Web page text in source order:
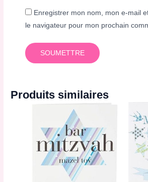
Enregistrer mon nom, mon e-mail
le navigateur pour mon prochain
Produits similaires